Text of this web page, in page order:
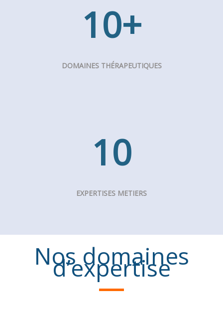
10+
DOMAINES THÉRAPEUTIQUES
10
EXPERTISES METIERS
Nos domaines
d’expertise